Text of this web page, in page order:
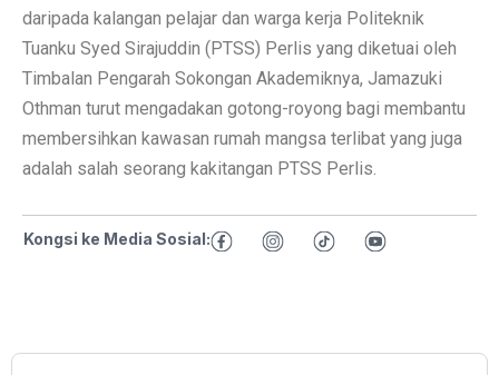
daripada kalangan pelajar dan warga kerja Politeknik
Tuanku Syed Sirajuddin (PTSS) Perlis yang diketuai oleh
Timbalan Pengarah Sokongan Akademiknya, Jamazuki
Othman turut mengadakan gotong-royong bagi membantu
membersihkan kawasan rumah mangsa terlibat yang juga
adalah salah seorang kakitangan PTSS Perlis.
Kongsi ke Media Sosial: